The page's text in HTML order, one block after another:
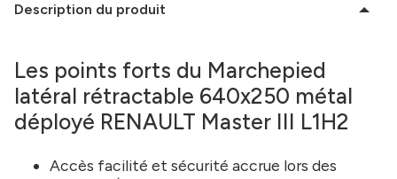
Description du produit
Les points forts du Marchepied
latéral rétractable 640x250 métal
déployé RENAULT Master III L1H2
Accès facilité et sécurité accrue lors des